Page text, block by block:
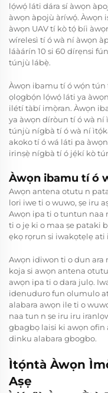
lọ́wọ́ láti dára sí àwọn
àwọn àpojù àríwọ́. Àwọn
àwọn UAV tí kò tọ́ bíi
wírelesì tí ó wà ní àwọn
láàárín 10 si 60 dírẹnsi
túnjù lábẹ̀.
Àwọn ibamu tí ó wọ́n tún
ọlọgbọ́n lọ́wọ́ láti ya
ilétí tàbí imọ̀ran. Àwọn
ya àwọn díròun tí ó wà ní
túnjù nígbà tí ó wà ní
akoko tí ó wá láti pa
irinṣẹ̀ nígbà tí ó jẹ́kí kò
Àwọn ibamu tí ó
Awọn antena otutu n
lori iwe ti o wuwo, ṣe iru
Awọn ipa ti o tuntun naa
ti o jẹ ki o maa ṣe pataki
ẹkọ rọrun si iwakọtẹlẹ ati
Awọn idiwon ti o dun ara
koja si awọn antena
awọn ipa ti o dara julọ.
idenuduro fun olumulo
alabara awọn ile ti o
naa tun n ṣe iru iru
gbagbọ laisi ki awọn ofin
dinku alabara gbogbo.
Ìtọ́ntà Àwọn
Aṣẹ